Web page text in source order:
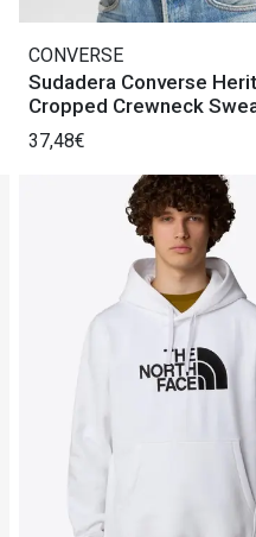
CONVERSE
Sudadera Converse
Cropped Crewneck
37,48€